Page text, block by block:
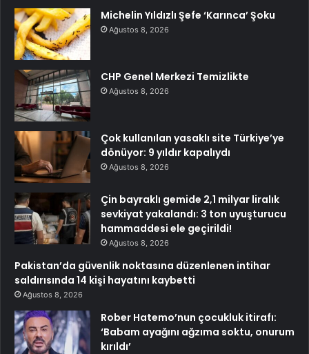
Michelin Yıldızlı Şefe ‘Karınca’ Şoku
Ağustos 8, 2026
CHP Genel Merkezi Temizlikte
Ağustos 8, 2026
Çok kullanılan yasaklı site Türkiye’ye
dönüyor: 9 yıldır kapalıydı
Ağustos 8, 2026
Çin bayraklı gemide 2,1 milyar liralık
sevkiyat yakalandı: 3 ton uyuşturucu
hammaddesi ele geçirildi!
Ağustos 8, 2026
Pakistan’da güvenlik noktasına düzenlenen intihar
saldırısında 14 kişi hayatını kaybetti
Ağustos 8, 2026
Rober Hatemo’nun çocukluk itirafı:
‘Babam ayağını ağzıma soktu, onurum
kırıldı’